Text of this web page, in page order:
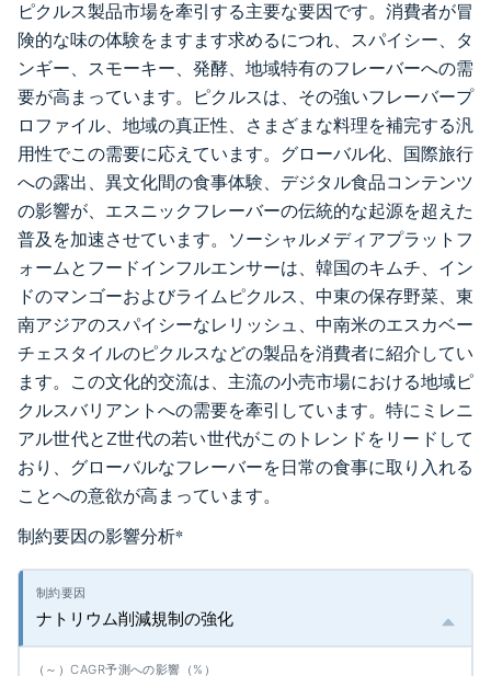
ピクルス製品市場を牽引する主要な要因です。消費者が冒
険的な味の体験をますます求めるにつれ、スパイシー、タ
ンギー、スモーキー、発酵、地域特有のフレーバーへの需
要が高まっています。ピクルスは、その強いフレーバープ
ロファイル、地域の真正性、さまざまな料理を補完する汎
用性でこの需要に応えています。グローバル化、国際旅行
への露出、異文化間の食事体験、デジタル食品コンテンツ
の影響が、エスニックフレーバーの伝統的な起源を超えた
普及を加速させています。ソーシャルメディアプラットフ
ォームとフードインフルエンサーは、韓国のキムチ、イン
ドのマンゴーおよびライムピクルス、中東の保存野菜、東
南アジアのスパイシーなレリッシュ、中南米のエスカベー
チェスタイルのピクルスなどの製品を消費者に紹介してい
ます。この文化的交流は、主流の小売市場における地域ピ
クルスバリアントへの需要を牽引しています。特にミレニ
アル世代とZ世代の若い世代がこのトレンドをリードして
おり、グローバルなフレーバーを日常の食事に取り入れる
ことへの意欲が高まっています。
制約要因の影響分析*
ナトリウム削減規制の強化